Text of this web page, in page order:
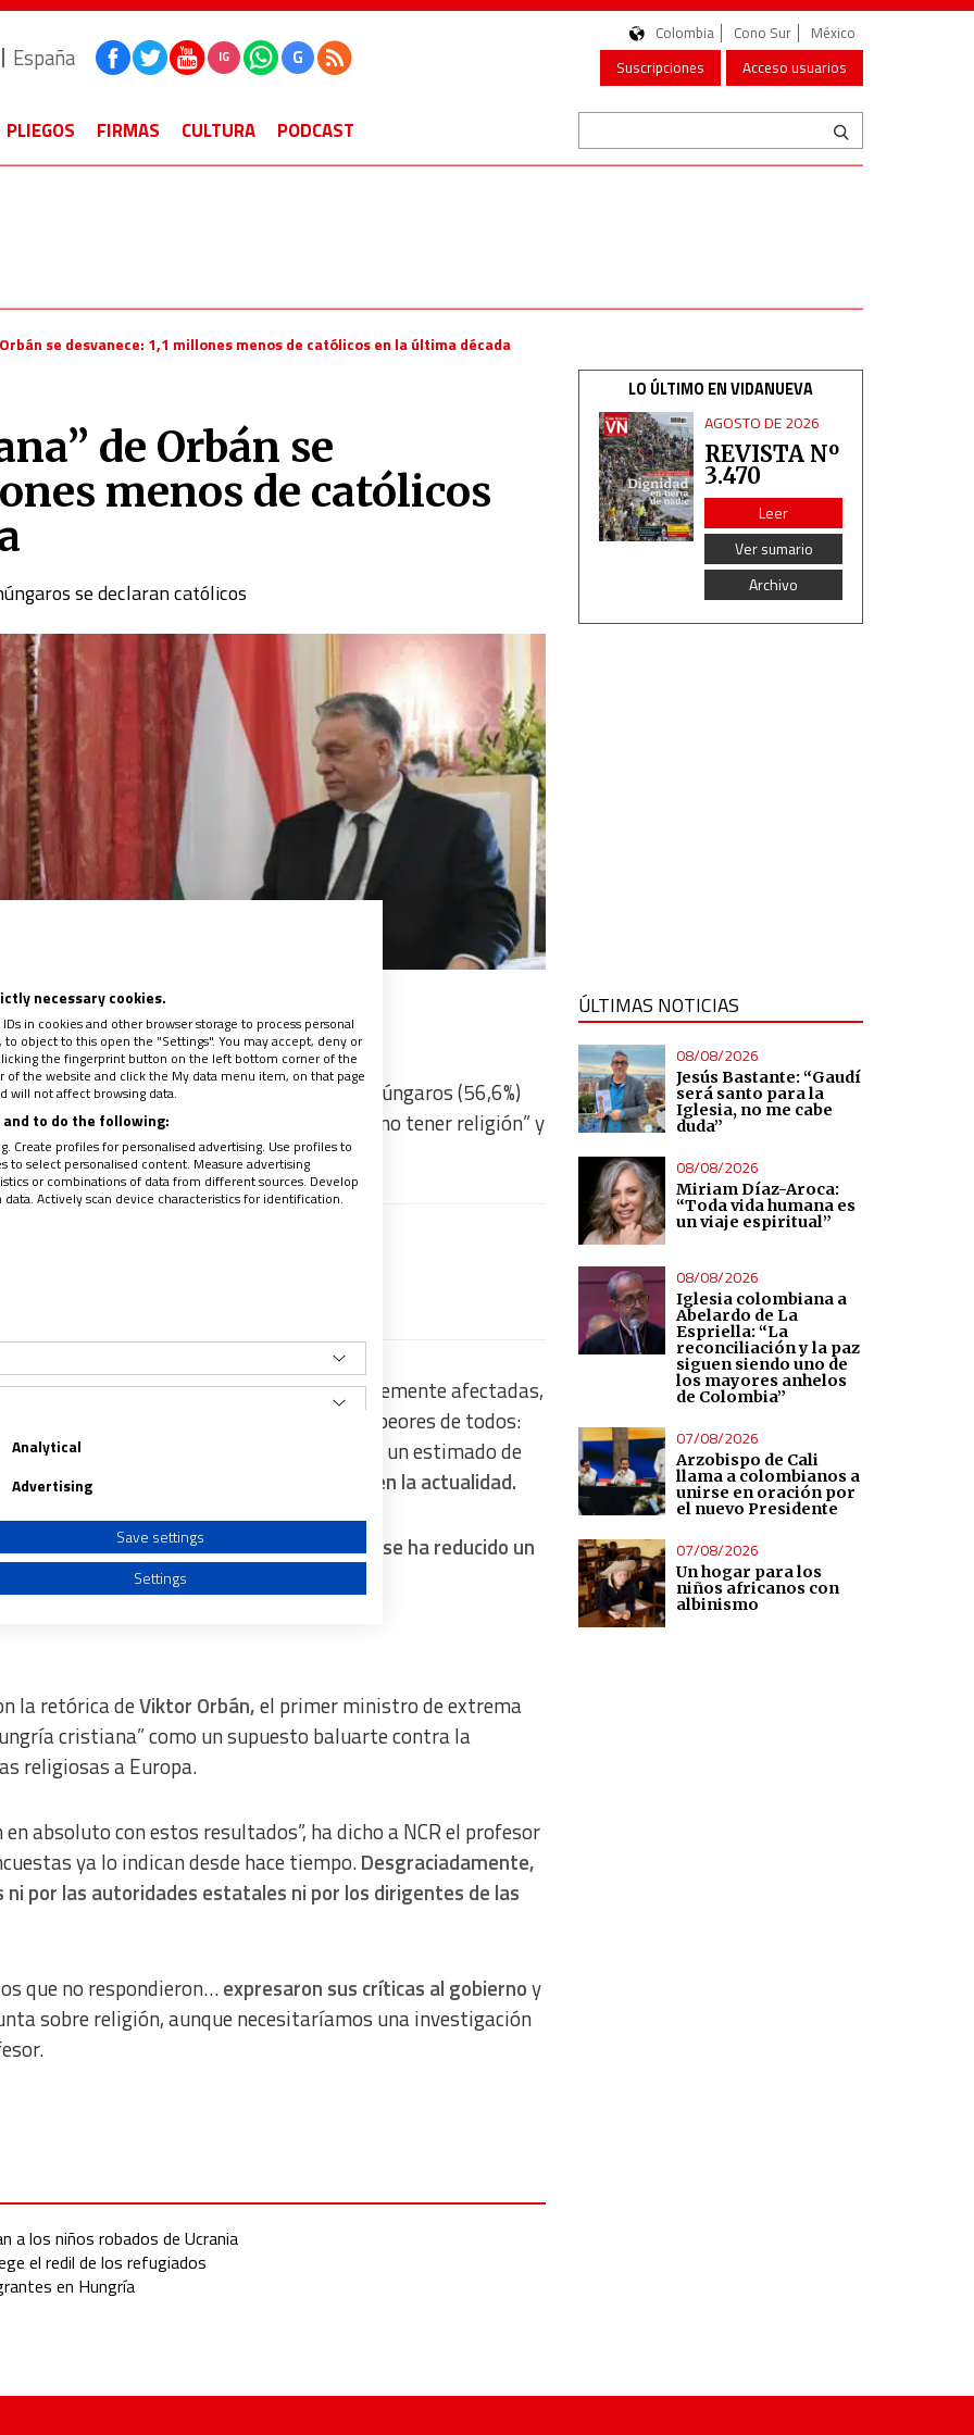
España IG G
Colombia Cono Sur
México
Suscripciones
Acceso usuarios
PLIEGOS FIRMAS CULTURA PODCAST
se desvanece: 1,1 millones menos de católicos en la última década
de Orbán se
menos de católicos
se declaran católicos
ha revelado que la mayoría de los húngaros (56,6%)
religiosa,mientras que el 16,5% declaró “no tener religión” y
en absoluto.
un avance de los contenidos
religiones del país se vieron gravemente afectadas,
la mayoritaria del país, fueron los peores de todos:
con 2011. Las cifras pasaron de un estimado de
como católicas en 2011 a 2,6 millones en la actualidad.
y 2011,la población católica de Hungría se ha reducido un
la retórica deViktor Orbán,el primer ministro de extrema
cristiana” como un supuesto baluarte contra la
religiosas a Europa.
absoluto con estos resultados”, ha dicho a NCR el profesor
ya lo indican desde hace tiempo.Desgraciadamente,
por las autoridades estatales ni por los dirigentes de las
que no respondieron…expresaron sus críticas al gobiernoy
sobre religión, aunque necesitaríamos una investigación
a los niños robados de Ucrania
el redil de los refugiados
en Hungría
LO ÚLTIMO EN VIDANUEVA
AGOSTO DE 2026
REVISTA Nº
3.470
Leer
Ver sumario
Archivo
ÚLTIMAS NOTICIAS
08/08/2026
Jesús Bastante: “Gaudí
será santo para la
Iglesia, no me cabe
duda”
08/08/2026
Miriam Díaz-Aroca:
“Toda vida humana es
un viaje espiritual”
08/08/2026
Iglesia colombiana a
Abelardo de La
Espriella: “La
reconciliación y la paz
siguen siendo uno de
los mayores anhelos
de Colombia”
07/08/2026
Arzobispo de Cali
llama a colombianos a
unirse en oración por
el nuevo Presidente
07/08/2026
Un hogar para los
niños africanos con
albinismo
necessary cookies.
in cookies and other browser storage to process personal
object to this open the "Settings". You may accept, deny or
the fingerprint button on the left bottom corner of the
the website and click the My data menu item, on that page
will not affect browsing data.
to do the following:
Create profiles for personalised advertising. Use profiles to
to select personalised content. Measure advertising
or combinations of data from different sources. Develop
Actively scan device characteristics for identification.
from different sources
Analytical
Advertising
Save settings
Settings